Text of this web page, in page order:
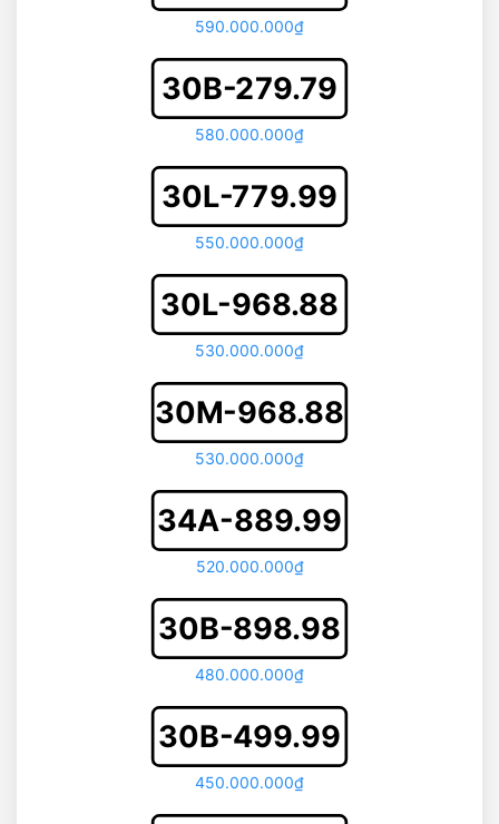
590.000.000₫
30B-279.79
580.000.000₫
30L-779.99
550.000.000₫
30L-968.88
530.000.000₫
30M-968.88
530.000.000₫
34A-889.99
520.000.000₫
30B-898.98
480.000.000₫
30B-499.99
450.000.000₫